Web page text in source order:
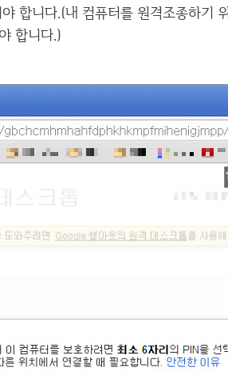
합니다.(내 컴퓨터를 원격조종하기
합니다.)